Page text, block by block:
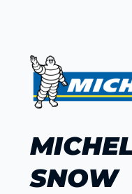
SNOW